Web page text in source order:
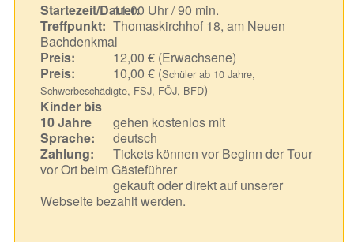
Startezeit/Dauer:11.00 Uhr / 90 min.
Treffpunkt: Thomaskirchhof 18, am Neuen
Bachdenkmal
Preis:
12,00 € (Erwachsene)
Preis:
10,00 € (Schüler ab 10 Jahre,
Schwerbeschädigte, FSJ, FÖJ, BFD)
Kinder bis
10 Jahre
gehen kostenlos mit
Sprache:
deutsch
Zahlung:
Tickets können vor Beginn der Tour
vor Ort beim Gästeführer
gekauft oder direkt auf unserer
Webseite bezahlt werden.